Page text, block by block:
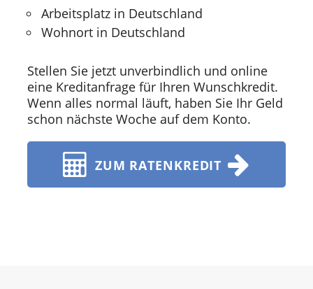
Arbeitsplatz in Deutschland
Wohnort in Deutschland
Stellen Sie jetzt unverbindlich und online
eine Kreditanfrage für Ihren Wunschkredit.
Wenn alles normal läuft, haben Sie Ihr Geld
schon nächste Woche auf dem Konto.
ZUM RATENKREDIT